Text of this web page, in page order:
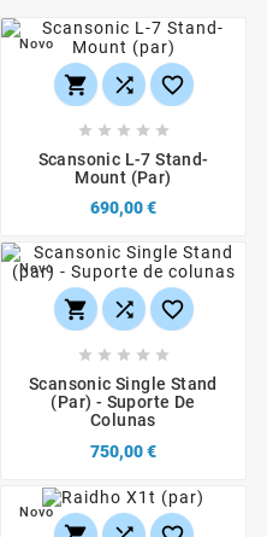
Novo
  
    
Scansonic L-7 Stand-
Mount (par)
690,00 €
Novo
  
    
Scansonic Single Stand
(par) - Suporte De
Colunas
750,00 €
Novo